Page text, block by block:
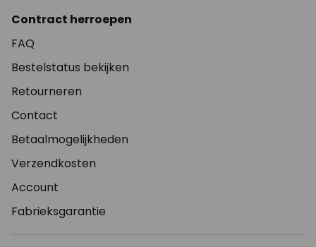
Contract herroepen
FAQ
Bestelstatus bekijken
Retourneren
Contact
Betaalmogelijkheden
Verzendkosten
Account
Fabrieksgarantie